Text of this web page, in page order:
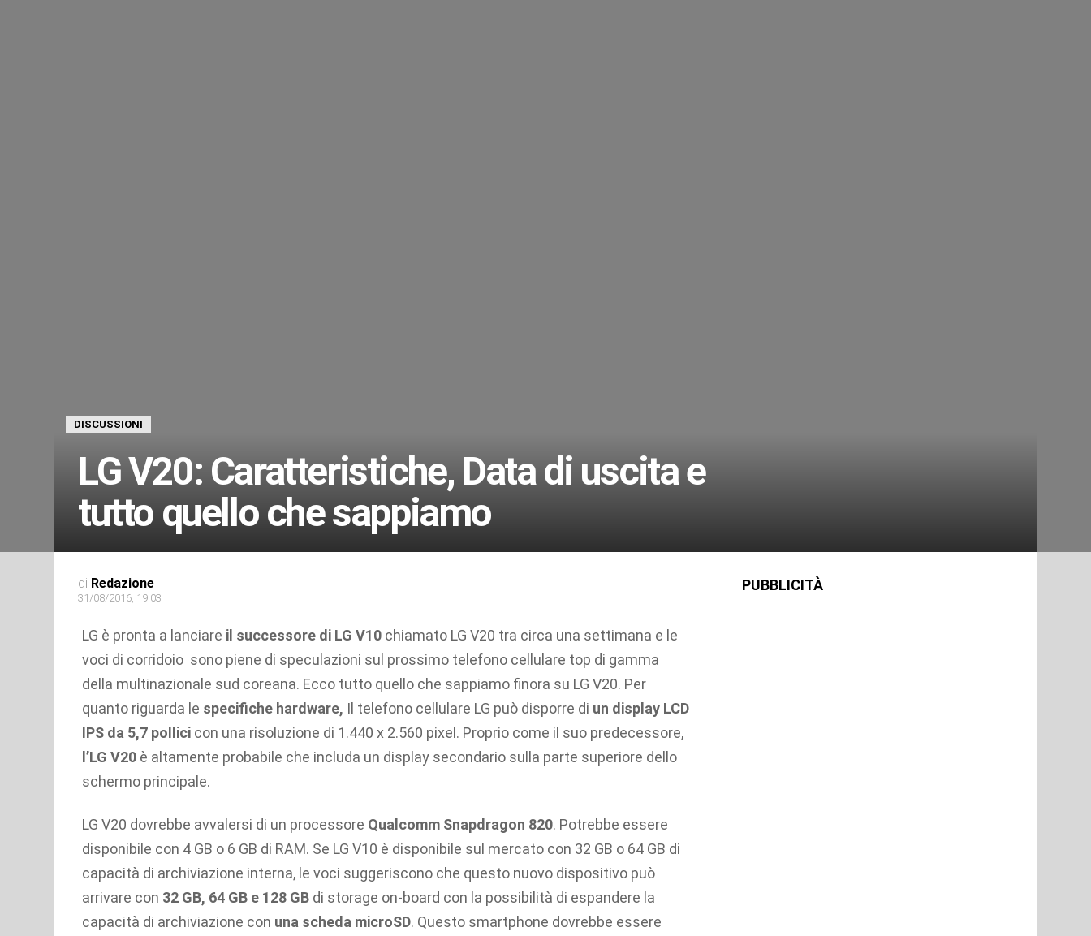
DISCUSSIONI
LG V20: Caratteristiche, Data di uscita e
tutto quello che sappiamo
di Redazione
31/08/2016, 19:03
LG è pronta a lanciare il successore di LG V10 chiamato LG V20 tra circa una settimana e le
voci di corridoio sono piene di speculazioni sul prossimo telefono cellulare top di gamma
della multinazionale sud coreana. Ecco tutto quello che sappiamo finora su LG V20. Per
quanto riguarda le specifiche hardware, Il telefono cellulare LG può disporre di un display LCD
IPS da 5,7 pollici con una risoluzione di 1.440 x 2.560 pixel. Proprio come il suo predecessore,
l’LG V20 è altamente probabile che includa un display secondario sulla parte superiore dello
schermo principale.
LG V20 dovrebbe avvalersi di un processore Qualcomm Snapdragon 820. Potrebbe essere
disponibile con 4 GB o 6 GB di RAM. Se LG V10 è disponibile sul mercato con 32 GB o 64 GB di
capacità di archiviazione interna, le voci suggeriscono che questo nuovo dispositivo può
arrivare con 32 GB, 64 GB e 128 GB di storage on-board con la possibilità di espandere la
capacità di archiviazione con una scheda microSD. Questo smartphone dovrebbe essere
PUBBLICITÀ